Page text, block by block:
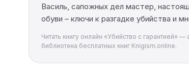
Василь, сапожных дел мастер,
обуви – ключи к разгадке убийства и
Читать книгу онлайн «Убийство с гарантией»
библиотека бесплатных книг Knigism.online.